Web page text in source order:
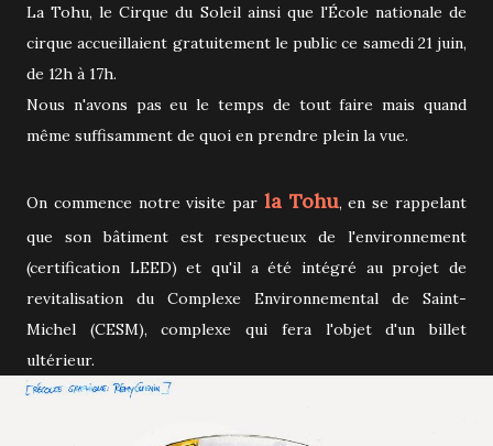
La Tohu, le Cirque du Soleil ainsi que l'École nationale de
cirque accueillaient gratuitement le public ce samedi 21 juin,
de 12h à 17h.
Nous n'avons pas eu le temps de tout faire mais quand
même suffisamment de quoi en prendre plein la vue.
On commence notre visite par la Tohu, en se rappelant
que son bâtiment est respectueux de l'environnement
(certification LEED) et qu'il a été intégré au projet de
revitalisation du Complexe Environnemental de Saint-
Michel (CESM), complexe qui fera l'objet d'un billet
ultérieur.